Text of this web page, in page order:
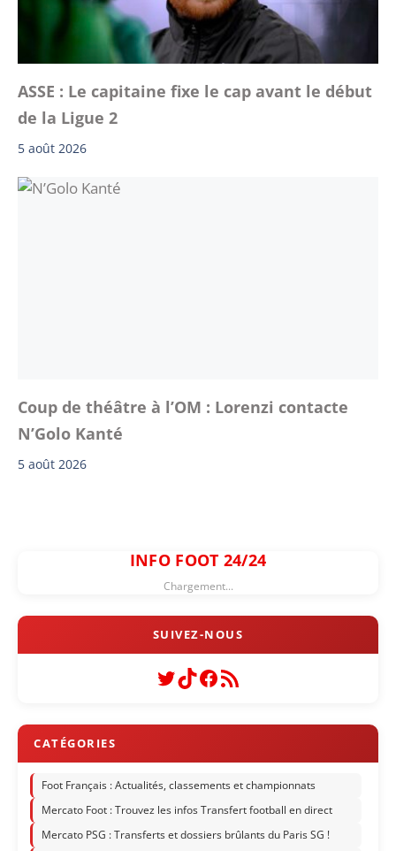
ASSE : Le capitaine fixe le cap avant le début
de la Ligue 2
5 août 2026
Coup de théâtre à l’OM : Lorenzi contacte
N’Golo Kanté
5 août 2026
INFO FOOT 24/24
Chargement...
Twitter
TikTok
Facebook
Flux RSS
Foot Français : Actualités, classements et championnats
Mercato Foot : Trouvez les infos Transfert football en direct
Mercato PSG : Transferts et dossiers brûlants du Paris SG !